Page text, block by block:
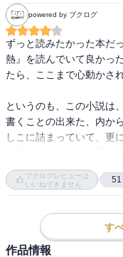
浸れるのもよかった。
住めば都ということばも
っと魅力を教えて…と言
らないのは、どこかで拒
偏見かもしれないが…。
なぜか、もっと京都を知
powered by ブクログ
ずっと読みたかった本だ
熱』を読んでいて良かっ
たら、ここまで心動かさ
というのも、この小説は
書くことの出来た、内か
しこに詰まっていて、更
ることが出来る、京都に
くれる、エンタテイメン
その京都ならではの事柄
『京都は商売が上手くな
ブクログレビューは
いいねできません
51
す
作品情報